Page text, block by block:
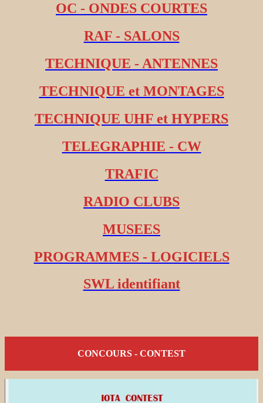
OC - ONDES COURTES
RAF - SALONS
TECHNIQUE - ANTENNES
TECHNIQUE et MONTAGES
TECHNIQUE UHF et HYPERS
TELEGRAPHIE - CW
TRAFIC
RADIO CLUBS
MUSEES
PROGRAMMES - LOGICIELS
SWL identifiant
CONCOURS - CONTEST